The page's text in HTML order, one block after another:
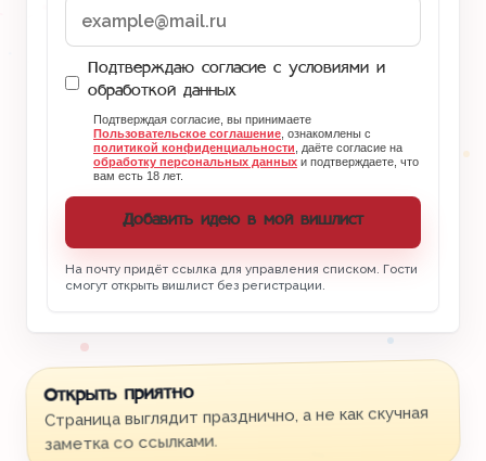
Подтверждаю согласие с условиями и
обработкой данных
Подтверждая согласие, вы принимаете
Пользовательское соглашение , ознакомлены с
политикой конфиденциальности , даёте согласие на
обработку персональных данных и подтверждаете, что
вам есть 18 лет.
Добавить идею в мой вишлист
На почту придёт ссылка для управления списком. Гости
смогут открыть вишлист без регистрации.
Открыть приятно
Страница выглядит празднично, а не как скучная
заметка со ссылками.